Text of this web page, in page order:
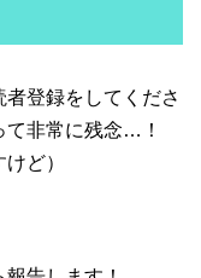
登録をしてくださ
て非常に残念…！
ど）